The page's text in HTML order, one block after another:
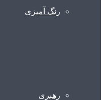
رنگ آمیزی
رهبری